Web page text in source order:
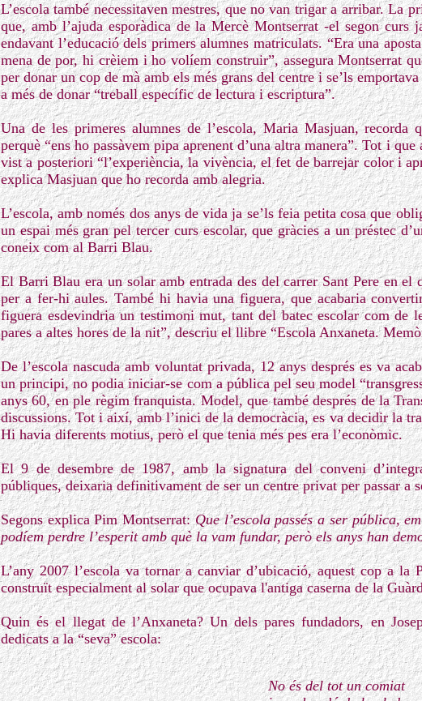
L’escola també necessitaven mestres, que no van trigar a arribar. La
que, amb l’ajuda esporàdica de la Mercè Montserrat -el segon
endavant l’educació dels primers alumnes matriculats. “Era una
mena de por, hi crèiem i ho volíem construir”, assegura Montserrat
per donar un cop de mà amb els més grans del centre i se’ls
a més de donar “treball específic de lectura i escriptura”.
Una de les primeres alumnes de l’escola, Maria Masjuan, recorda
perquè “ens ho passàvem pipa aprenent d’una altra manera”. Tot i
vist a posteriori “l’experiència, la vivència, el fet de barrejar color i
explica Masjuan que ho recorda amb alegria.
L’escola, amb només dos anys de vida ja se’ls feia petita cosa que
un espai més gran pel tercer curs escolar, que gràcies a un préstec
coneix com al Barri Blau.
El Barri Blau era un solar amb entrada des del carrer Sant Pere en el
per a fer-hi aules. També hi havia una figuera, que acabaria
figuera esdevindria un testimoni mut, tant del batec escolar com de
pares a altes hores de la nit”, descriu el llibre “Escola Anxaneta.
De l’escola nascuda amb voluntat privada, 12 anys després es va
un principi, no podia iniciar-se com a pública pel seu model
anys 60, en ple règim franquista. Model, que també després de la
discussions. Tot i així, amb l’inici de la democràcia, es va decidir la
Hi havia diferents motius, però el que tenia més pes era l’econòmic.
El 9 de desembre de 1987, amb la signatura del conveni
públiques, deixaria definitivament de ser un centre privat per passar a
Segons explica Pim Montserrat:Que l’escola passés a ser pública,
podíem perdre l’esperit amb què la vam fundar, però els anys han
L’any 2007 l’escola va tornar a canviar d’ubicació, aquest cop a
construït especialment al solar que ocupava l'antiga caserna de la
Quin és el llegat de l’Anxaneta? Un dels pares fundadors, en
dedicats a la “seva” escola:
No és del tot un comiat